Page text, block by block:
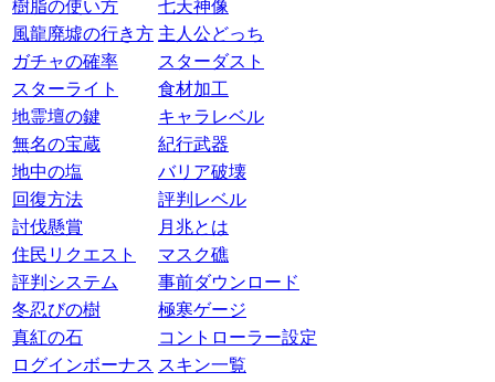
樹脂の使い方
七天神像
風龍廃墟の行き方 主人公どっち
ガチャの確率
スターダスト
スターライト
食材加工
地霊壇の鍵
キャラレベル
無名の宝蔵
紀行武器
地中の塩
バリア破壊
回復方法
評判レベル
討伐懸賞
月兆とは
住民リクエスト
マスク礁
評判システム
事前ダウンロード
冬忍びの樹
極寒ゲージ
真紅の石
コントローラー設定
ログインボーナス スキン一覧